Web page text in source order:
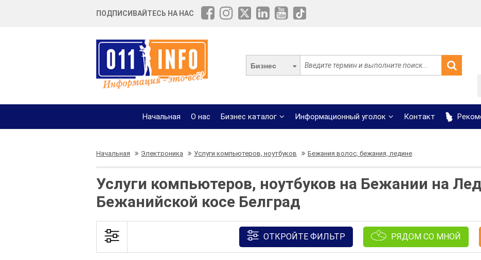
ПОДПИСИВАЙТЕСЬ НА НАС
Бизнес
Начальная О нас Бизнес каталог Информационный уголок Контакт
Начальная Электроника Услуги компьютеров, ноутбуков Бежания волос, бежания, ледине
Услуги компьютеров, ноутбуков на Бежании на
Бежанийской косе Белград
ОТКРОЙТЕ ФИЛЬТР РЯДОМ СО МНОЙ